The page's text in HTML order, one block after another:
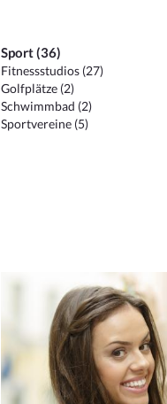
Sport (36)
Fitnessstudios (27)
Golfplätze (2)
Schwimmbad (2)
Sportvereine (5)